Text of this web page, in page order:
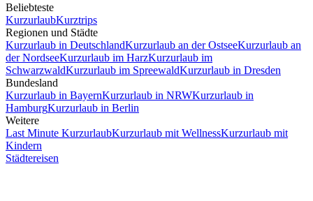
Beliebteste
KurzurlaubKurztrips
Regionen und Städte
Kurzurlaub in DeutschlandKurzurlaub an der OstseeKurzurlaub an
der NordseeKurzurlaub im HarzKurzurlaub im
SchwarzwaldKurzurlaub im SpreewaldKurzurlaub in Dresden
Bundesland
Kurzurlaub in BayernKurzurlaub in NRWKurzurlaub in
HamburgKurzurlaub in Berlin
Weitere
Last Minute KurzurlaubKurzurlaub mit WellnessKurzurlaub mit
Kindern
Städtereisen